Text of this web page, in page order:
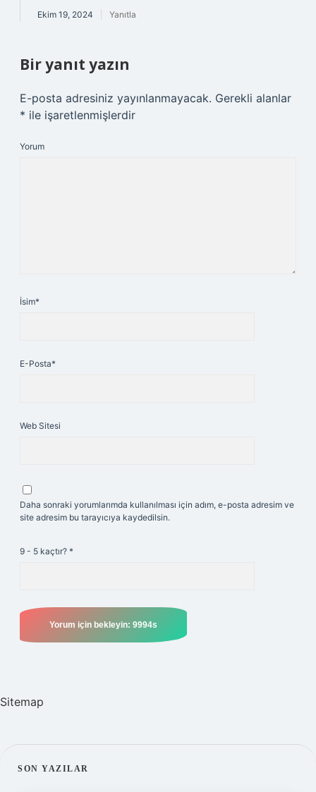
Ekim 19, 2024 Yanıtla
Bir yanıt yazın
E-posta adresiniz yayınlanmayacak. Gerekli alanlar
* ile işaretlenmişlerdir
Yorum
İsim*
E-Posta*
Web Sitesi
Daha sonraki yorumlarımda kullanılması için adım, e-posta adresim ve
site adresim bu tarayıcıya kaydedilsin.
9 - 5 kaçtır? *
Sitemap
SIDEBAR
SON YAZILAR